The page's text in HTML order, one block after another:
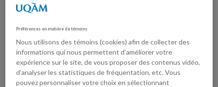
Préférences en matière de témoins
Nous utilisons des témoins (cookies) afin de collecter des
informations qui nous permettent d’améliorer votre
expérience sur le site, de vous proposer des contenus vidéo,
d’analyser les statistiques de fréquentation, etc. Vous
pouvez personnaliser votre choix en sélectionnant